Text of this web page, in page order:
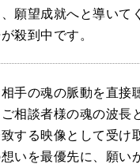
願望成就へと導いて
殺到中です。
手の魂の脈動を直接
相談者様の魂の波長
する映像として受け
いを最優先に、願い